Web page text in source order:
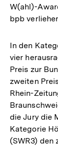
W(ahl)-
bpb
In den
vier
Preis zur
zweiten
Rhein-
die Jury die
Kategorie
(SWR3) den